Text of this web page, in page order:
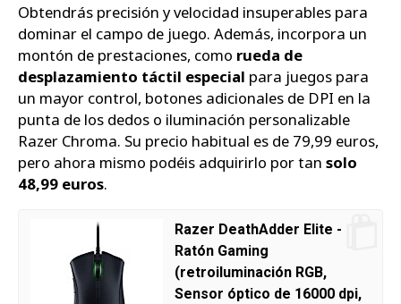
Obtendrás precisión y velocidad insuperables para
dominar el campo de juego. Además, incorpora un
montón de prestaciones, como rueda de
desplazamiento táctil especial para juegos para
un mayor control, botones adicionales de DPI en la
punta de los dedos o iluminación personalizable
Razer Chroma. Su precio habitual es de 79,99 euros,
pero ahora mismo podéis adquirirlo por tan solo
48,99 euros.
Razer DeathAdder Elite -
Ratón Gaming
(retroiluminación RGB,
Sensor óptico de 16000 dpi,